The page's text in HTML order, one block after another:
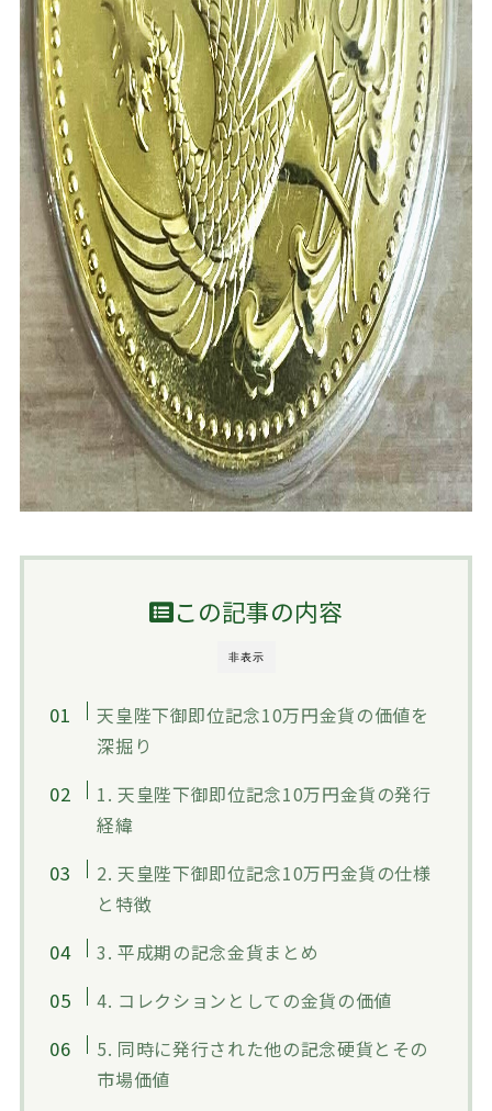
非表示
この記事の内容
天皇陛下御即位記念10万円金貨の価値を
深掘り
1. 天皇陛下御即位記念10万円金貨の発行
経緯
2. 天皇陛下御即位記念10万円金貨の仕様
と特徴
3. 平成期の記念金貨まとめ
4. コレクションとしての金貨の価値
5. 同時に発行された他の記念硬貨とその
市場価値